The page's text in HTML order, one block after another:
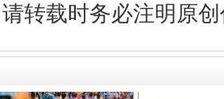
转载时务必注明原